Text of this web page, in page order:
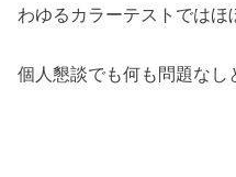
わゆるカラーテストではほ
個人懇談でも何も問題なし